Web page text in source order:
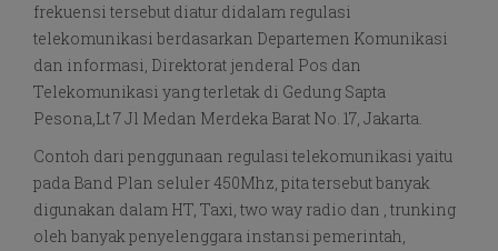
frekuensi tersebut diatur didalam regulasi
telekomunikasi berdasarkan Departemen Komunikasi
dan informasi, Direktorat jenderal Pos dan
Telekomunikasi yang terletak di Gedung Sapta
Pesona,Lt 7 Jl Medan Merdeka Barat No. 17, Jakarta.
Contoh dari penggunaan regulasi telekomunikasi yaitu
pada Band Plan seluler 450Mhz, pita tersebut banyak
digunakan dalam HT, Taxi, two way radio dan , trunking
oleh banyak penyelenggara instansi pemerintah,